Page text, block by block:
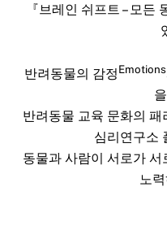
『브레인 쉬프트 – 모
반려동물의 감정Emotions
반려동물 교육 문화의
심리연구소
동물과 사람이 서로가
노